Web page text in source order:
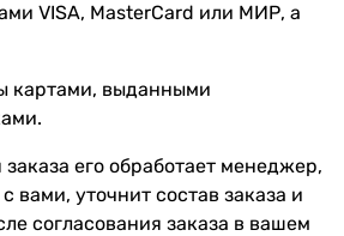
VISA, MasterCard или МИР, а
картами, выданными
его обработает менеджер,
вами, уточнит состав заказа и
согласования заказа в вашем